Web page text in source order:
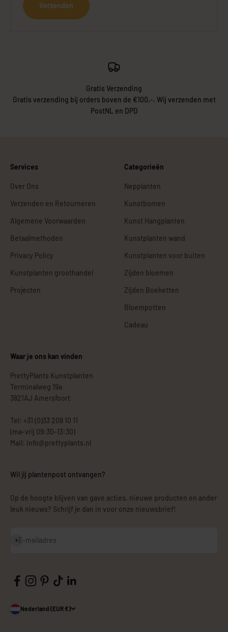
Verzenden
Gratis Verzending
Gratis verzending bij orders boven de €100,-. Wij verzenden met
PostNL en DPD
Services
Over Ons
Verzenden en Retourneren
Algemene Voorwaarden
Betaalmethoden
Privacy Policy
Kunstplanten groothandel
Projecten
Categorieën
Nepplanten
Kunstbomen
Kunst Hangplanten
Kunstplanten wand
Kunstplanten voor buiten
Zijden bloemen
Zijden Boeketten
Bloempotten
Cadeau
Waar je ons kan vinden
PrettyPlants Kunstplanten
Terminalweg 19a
3821AJ Amersfoort
Tel: +31 (0)33 208 10 11
(ma-vrij 09:30-13:30)
Mail: info@prettyplants.nl
Wil jij plantenpost ontvangen?
Op de hoogte blijven van gave acties, nieuwe producten en ander
leuk nieuws? Schrijf je dan in voor onze nieuwsbrief!
E-mailadres
Abonneren
Nederland (EUR €)